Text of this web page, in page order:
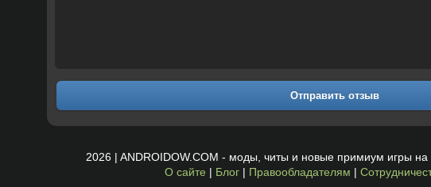
Отправить отзыв
2026 | ANDROIDOW.COM - моды, читы и новые примиум игры
О сайте | Блог | Правообладателям |